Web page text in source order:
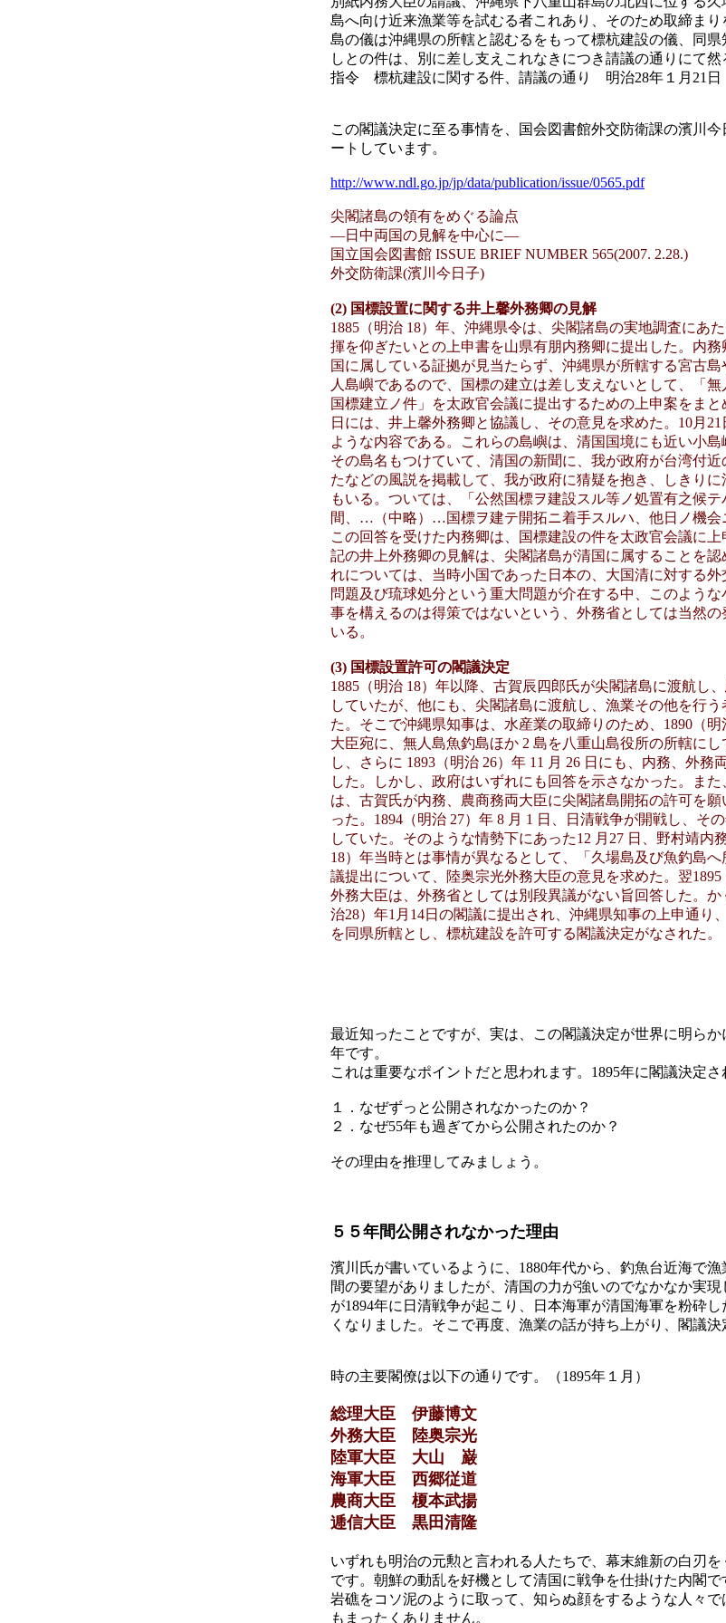
島へ向け近来漁業等を試むる者これあり、そのため取締まり
島の儀は沖縄県の所轄と認むるをもって標杭建設の儀、同
しとの件は、別に差し支えこれなきにつき請議の通りにて然
指令 標杭建設に関する件、請議の通り 明治28年１月21日
この閣議決定に至る事情を、国会図書館外交防衛課の濱川
ートしています。
http://www.ndl.go.jp/jp/data/publication/issue/0565.pdf
尖閣諸島の領有をめぐる論点
―日中両国の見解を中心に―
国立国会図書館 ISSUE BRIEF NUMBER 565(2007. 2.28.)
外交防衛課(濱川今日子)
(2) 国標設置に関する井上馨外務卿の見解
1885（明治 18）年、沖縄県令は、尖閣諸島の実地調査にあ
揮を仰ぎたいとの上申書を山県有朋内務卿に提出した。内
国に属している証拠が見当たらず、沖縄県が所轄する宮古
人島嶼であるので、国標の建立は差し支えないとして、「
国標建立ノ件」を太政官会議に提出するための上申案をまと
日には、井上馨外務卿と協議し、その意見を求めた。10月
ような内容である。これらの島嶼は、清国国境にも近い小
その島名もつけていて、清国の新聞に、我が政府が台湾付
たなどの風説を掲載して、我が政府に猜疑を抱き、しきり
もいる。ついては、「公然国標ヲ建設スル等ノ処置有之候
間、…（中略）…国標ヲ建テ開拓ニ着手スルハ、他日ノ機会
この回答を受けた内務卿は、国標建設の件を太政官会議に
記の井上外務卿の見解は、尖閣諸島が清国に属することを認
れについては、当時小国であった日本の、大国清に対する
問題及び琉球処分という重大問題が介在する中、このよう
事を構えるのは得策ではないという、外務省としては当然
いる。
(3) 国標設置許可の閣議決定
1885（明治 18）年以降、古賀辰四郎氏が尖閣諸島に渡航し
していたが、他にも、尖閣諸島に渡航し、漁業その他を行
た。そこで沖縄県知事は、水産業の取締りのため、1890（明
大臣宛に、無人島魚釣島ほか 2 島を八重山島役所の所轄に
し、さらに 1893（明治 26）年 11 月 26 日にも、内務、外務
した。しかし、政府はいずれにも回答を示さなかった。また
は、古賀氏が内務、農商務両大臣に尖閣諸島開拓の許可を
った。1894（明治 27）年 8 月 1 日、日清戦争が開戦し、そ
していた。そのような情勢下にあった12 月27 日、野村靖内
18）年当時とは事情が異なるとして、「久場島及び魚釣島
議提出について、陸奥宗光外務大臣の意見を求めた。翌1895
外務大臣は、外務省としては別段異議がない旨回答した。か
治28）年1月14日の閣議に提出され、沖縄県知事の上申通り
を同県所轄とし、標杭建設を許可する閣議決定がなされた。
最近知ったことですが、実は、この閣議決定が世界に明らか
年です。
これは重要なポイントだと思われます。1895年に閣議決定さ
１．なぜずっと公開されなかったのか？
２．なぜ55年も過ぎてから公開されたのか？
その理由を推理してみましょう。
５５年間公開されなかった理由
濱川氏が書いているように、1880年代から、釣魚台近海で
間の要望がありましたが、清国の力が強いのでなかなか実
が1894年に日清戦争が起こり、日本海軍が清国海軍を粉砕
くなりました。そこで再度、漁業の話が持ち上がり、閣議決
時の主要閣僚は以下の通りです。（1895年１月）
総理大臣 伊藤博文
外務大臣 陸奥宗光
陸軍大臣 大山 巌
海軍大臣 西郷従道
農商大臣 榎本武揚
逓信大臣 黒田清隆
いずれも明治の元勲と言われる人たちで、幕末維新の白刃を
です。朝鮮の動乱を好機として清国に戦争を仕掛けた内閣
岩礁をコソ泥のように取って、知らぬ顔をするような人々
もまったくありません。